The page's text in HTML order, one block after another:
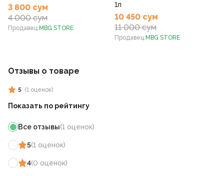
3 800 сум
4 000 сум
Продавец: MBG STORE
1л
10 450 сум
11 000 сум
Продавец: MBG STORE
Отзывы о товаре
5 (1 оценок)
Показать по рейтингу
Все отзывы(1 оценок)
5(1 оценок)
4(0 оценок)